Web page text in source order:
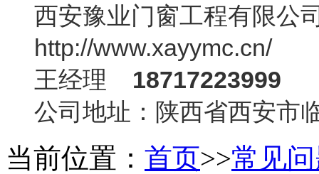
西安豫业门窗工程有限公
http://www.xayymc.cn/
王经理 18717223999
公司地址：陕西省西安市
当前位置： 首页>>常见